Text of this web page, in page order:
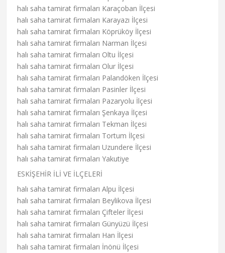
halı saha tamirat firmaları Karaçoban İlçesi
halı saha tamirat firmaları Karayazı İlçesi
halı saha tamirat firmaları Köprüköy İlçesi
halı saha tamirat firmaları Narman İlçesi
halı saha tamirat firmaları Oltu İlçesi
halı saha tamirat firmaları Olur İlçesi
halı saha tamirat firmaları Palandöken İlçesi
halı saha tamirat firmaları Pasinler İlçesi
halı saha tamirat firmaları Pazaryolu İlçesi
halı saha tamirat firmaları Şenkaya İlçesi
halı saha tamirat firmaları Tekman İlçesi
halı saha tamirat firmaları Tortum İlçesi
halı saha tamirat firmaları Uzundere İlçesi
halı saha tamirat firmaları Yakutiye
ESKİŞEHİR İLİ VE İLÇELERİ
halı saha tamirat firmaları Alpu İlçesi
halı saha tamirat firmaları Beylikova İlçesi
halı saha tamirat firmaları Çifteler İlçesi
halı saha tamirat firmaları Günyüzü İlçesi
halı saha tamirat firmaları Han İlçesi
halı saha tamirat firmaları İnönü İlçesi